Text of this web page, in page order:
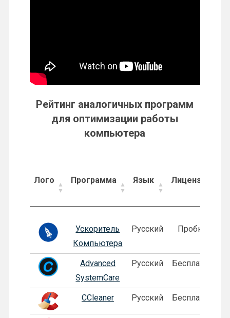
Рейтинг аналогичных программ
для оптимизации работы
компьютера
Лого Программа Язык Лицензия
Лого Программа Язык Лицензия
Ускоритель
Компьютера
Русский Пробная
Advanced
SystemCare
Русский Бесплатная
CCleaner Русский Бесплатная